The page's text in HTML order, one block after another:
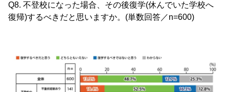
Q8. 不登校になった場合、その後復学(休んでいた学校へ
復帰)するべきだと思いますか。(単数回答／n=600)